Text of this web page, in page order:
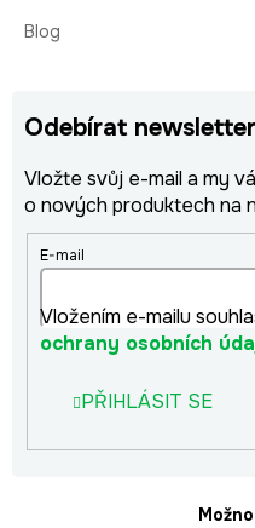
Blog
Odebírat newsletter
Vložte svůj e-mail a my
o nových produktech na
E-mail
Vložením e-mailu
ochrany osobních
PŘIHLÁSIT SE